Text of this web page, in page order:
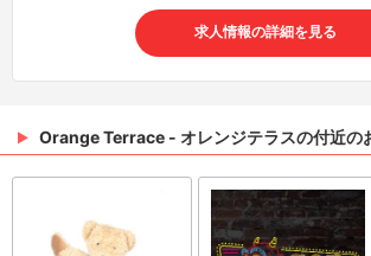
求人情報の詳細を見る
Orange Terrace - オレンジテラスの付近の